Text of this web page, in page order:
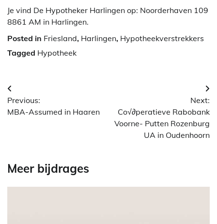
Je vind De Hypotheker Harlingen op: Noorderhaven 109
8861 AM in Harlingen.
Posted in Friesland, Harlingen, Hypotheekverstrekkers
Tagged Hypotheek
Berichtnavigatie
Previous:
MBA-Assumed in Haaren
Next:
Co√∂peratieve Rabobank
Voorne- Putten Rozenburg
UA in Oudenhoorn
Meer bijdrages